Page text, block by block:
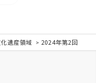
遺産領域 2024年第2回